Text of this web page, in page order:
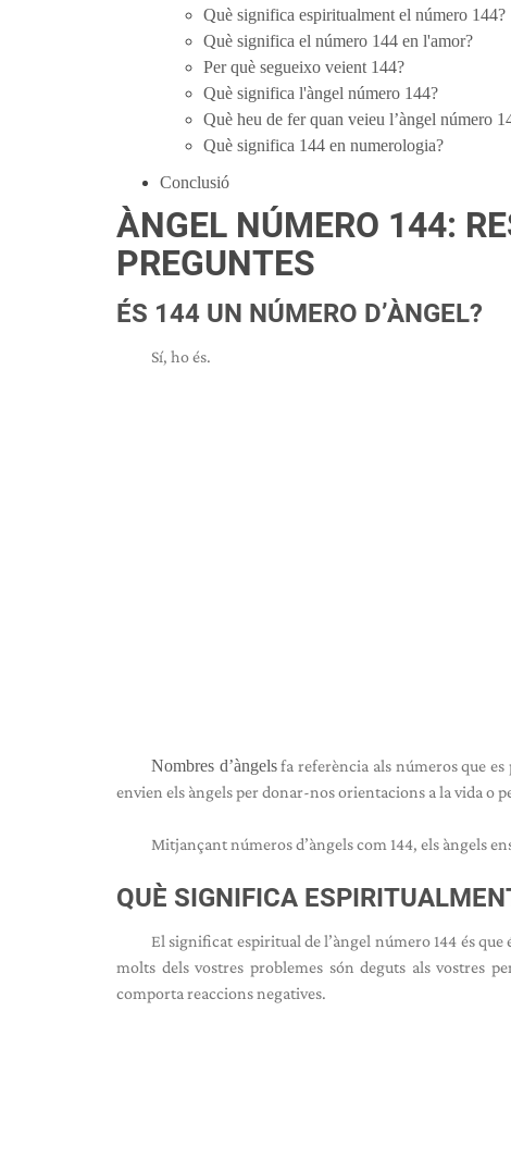
Què significa espiritualment el número 144?
Què significa el número 144 en l'amor?
Per què segueixo veient 144?
Què significa l'àngel número 144?
Què heu de fer quan veieu l’àngel número
Què significa 144 en numerologia?
Conclusió
ÀNGEL NÚMERO 144:
PREGUNTES
ÉS 144 UN NÚMERO D’ÀNGEL?
Sí, ho és.
Nombres d’àngelsfa referència als números que es
envien els àngels per donar-nos orientacions a la vida o
Mitjançant números d’àngels com 144, els àngels
QUÈ SIGNIFICA
El significat espiritual de l’àngel número 144 és
molts dels vostres problemes són deguts als vostres
comporta reaccions negatives.